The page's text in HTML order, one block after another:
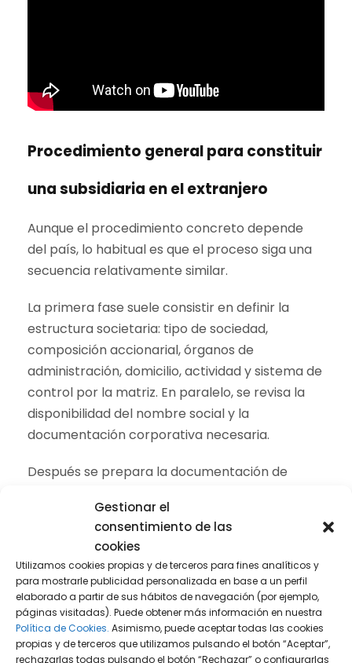
Gestionar el
consentimiento de las
cookies
Utilizamos cookies propias y de terceros para fines analíticos y
para mostrarle publicidad personalizada en base a un perfil
elaborado a partir de sus hábitos de navegación (por ejemplo,
páginas visitadas). Puede obtener más información en nuestra
Política de Cookies. Asimismo, puede aceptar todas las cookies
propias y de terceros que utilizamos pulsando el botón “Aceptar”,
rechazarlas todas pulsando el botón “Rechazar” o configurarlas
Procedimiento general para constituir
una subsidiaria en el extranjero
Aunque el procedimiento concreto depende
del país, lo habitual es que el proceso siga una
secuencia relativamente similar.
La primera fase suele consistir en definir la
estructura societaria: tipo de sociedad,
composición accionarial, órganos de
administración, domicilio, actividad y sistema de
control por la matriz. En paralelo, se revisa la
disponibilidad del nombre social y la
documentación corporativa necesaria.
Después se prepara la documentación de
estatutos, acuerdos societarios de la matriz,
identificación de socios y administradores,
acreditación del capital social y, en su caso,
poderes para actuar en nombre de la empresa
española.
Una vez formalizada la constitución ante
notario, registro mercantil o autoridad